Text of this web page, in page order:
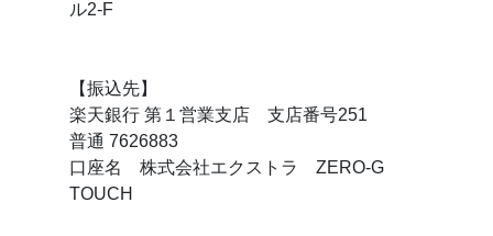
ル2-F
【振込先】
楽天銀行 第１営業支店 支店番号251
普通 7626883
口座名 株式会社エクストラ ZERO-G
TOUCH